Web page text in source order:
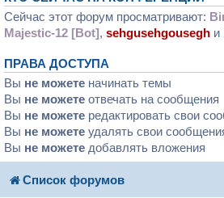
Сейчас этот форум просматривают:
Majestic-12 [Bot], sehgusehgousegh и
ПРАВА ДОСТУПА
Вы не можете начинать темы
Вы не можете отвечать на сообщения
Вы не можете редактировать свои
Вы не можете удалять свои
Вы не можете добавлять вложения
Список форумов